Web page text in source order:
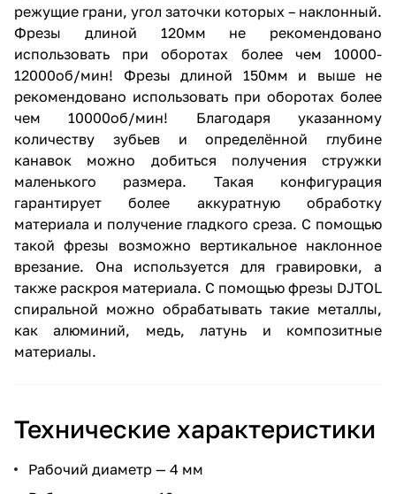
режущие грани, угол заточки которых – наклонный.
Фрезы длиной 120мм не рекомендовано
использовать при оборотах более чем 10000-
12000об/мин! Фрезы длиной 150мм и выше не
рекомендовано использовать при оборотах более
чем 10000об/мин! Благодаря указанному
количеству зубьев и определённой глубине
канавок можно добиться получения стружки
маленького размера. Такая конфигурация
гарантирует более аккуратную обработку
материала и получение гладкого среза. С помощью
такой фрезы возможно вертикальное наклонное
врезание. Она используется для гравировки, а
также раскроя материала. С помощью фрезы DJTOL
спиральной можно обрабатывать такие металлы,
как алюминий, медь, латунь и композитные
материалы.
Технические характеристики
Рабочий диаметр — 4 мм